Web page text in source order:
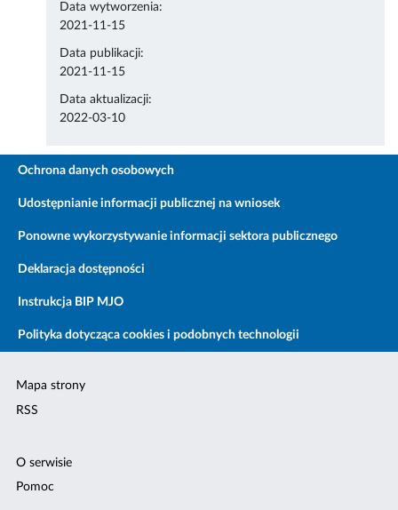
Data wytworzenia:
2021-11-15
Data publikacji:
2021-11-15
Data aktualizacji:
2022-03-10
Ochrona danych osobowych
Udostępnianie informacji publicznej na wniosek
Ponowne wykorzystywanie informacji sektora publicznego
Deklaracja dostępności
Instrukcja BIP MJO
Polityka dotycząca cookies i podobnych technologii
Mapa strony
RSS
O serwisie
Pomoc